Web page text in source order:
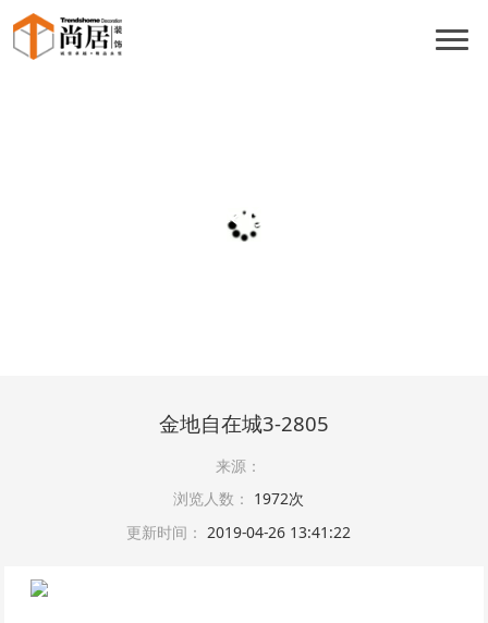
团装楼盘
金地自在城3-2805
来源：
浏览人数： 1972次
更新时间： 2019-04-26 13:41:22